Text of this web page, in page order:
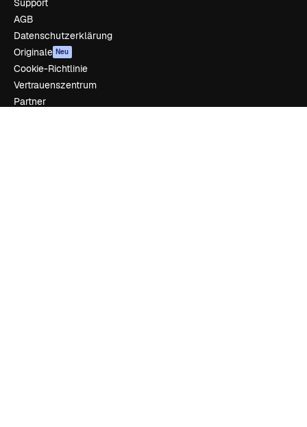
Support
AGB
Datenschutzerklärung
Originale Neu
Cookie-Richtlinie
Vertrauenszentrum
Partner